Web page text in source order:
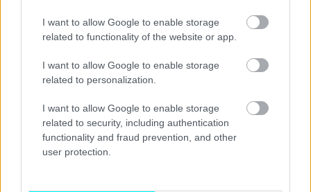
I want to allow Google to enable storage
related to functionality of the website or app.
I want to allow Google to enable storage
related to personalization.
I want to allow Google to enable storage
related to security, including authentication
functionality and fraud prevention, and other
user protection.
Διαβάστε επίσης: